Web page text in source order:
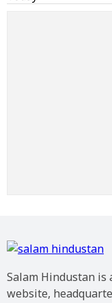
Salam Hindustan
website,